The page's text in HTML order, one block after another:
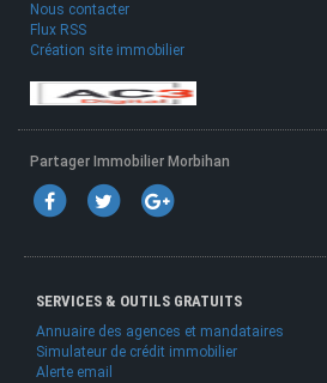
Nous contacter
Flux RSS
Création site immobilier
Partager Immobilier Morbihan
SERVICES & OUTILS GRATUITS
Annuaire des agences et mandataires
Simulateur de crédit immobilier
Alerte email